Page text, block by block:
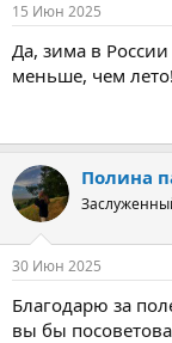
15 Июн 2025
Да, зима в
меньше, чем лето!
Полина
30 Июн 2025
Благодарю за
вы бы